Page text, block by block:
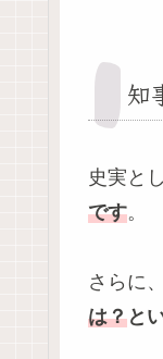
知
史実と
です。
さらに
は？と